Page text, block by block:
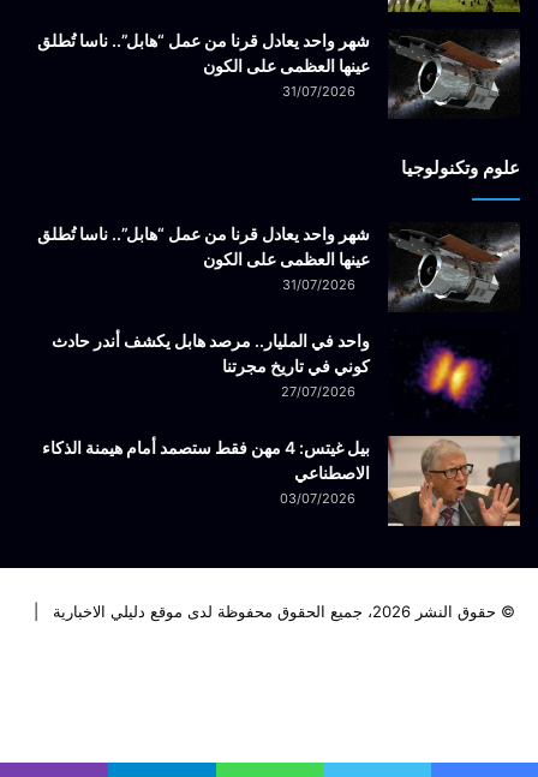
شهر واحد يعادل قرنا من عمل “هابل”.. ناسا تُطلق
عينها العظمى على الكون
31/07/2026
علوم وتكنولوجيا
شهر واحد يعادل قرنا من عمل “هابل”.. ناسا تُطلق
عينها العظمى على الكون
31/07/2026
واحد في المليار.. مرصد هابل يكشف أندر حادث
كوني في تاريخ مجرتنا
27/07/2026
بيل غيتس: 4 مهن فقط ستصمد أمام هيمنة الذكاء
الاصطناعي
03/07/2026
© حقوق النشر 2026، جميع الحقوق محفوظة لدى موقع دليلي الاخبارية |